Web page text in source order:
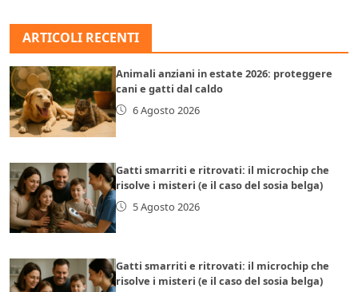
ARTICOLI RECENTI
Animali anziani in estate 2026: proteggere
cani e gatti dal caldo
6 Agosto 2026
Gatti smarriti e ritrovati: il microchip che
risolve i misteri (e il caso del sosia belga)
5 Agosto 2026
Gatti smarriti e ritrovati: il microchip che
risolve i misteri (e il caso del sosia belga)